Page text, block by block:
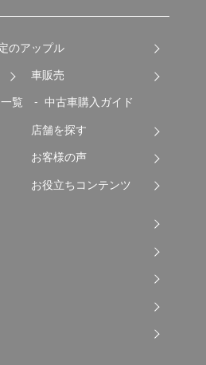
のアップル
覧
車販売
中古車購入ガイド
店舗を探す
お客様の声
お役立ちコンテンツ